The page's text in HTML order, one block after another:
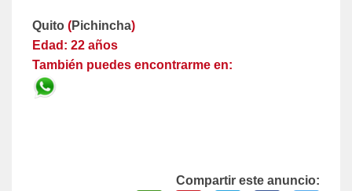
Quito (Pichincha)
Edad: 22 años
También puedes encontrarme en:
Compartir este anuncio: